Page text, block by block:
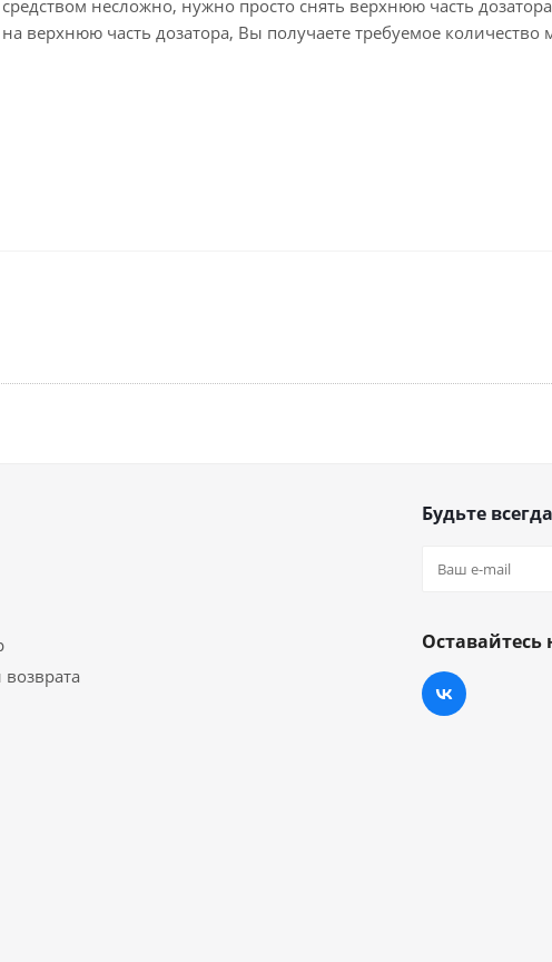
несложно, нужно просто снять верхнюю часть
верхнюю часть дозатора, Вы получаете требуемое количество
Будьте
Оставайтесь